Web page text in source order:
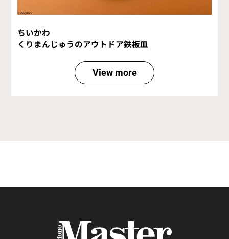
ちいかわ
くりまんじゅうのアウトドア鉄板皿
View more